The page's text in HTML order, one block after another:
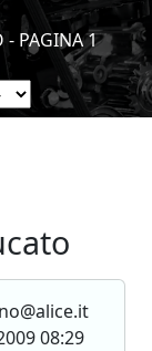
- PAGINA 1
08:29